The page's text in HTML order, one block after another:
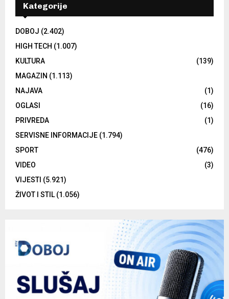
Kategorije
DOBOJ (2.402)
HIGH TECH (1.007)
KULTURA
(139)
MAGAZIN (1.113)
NAJAVA
(1)
OGLASI
(16)
PRIVREDA
(1)
SERVISNE INFORMACIJE (1.794)
SPORT
(476)
VIDEO
(3)
VIJESTI (5.921)
ŽIVOT I STIL (1.056)